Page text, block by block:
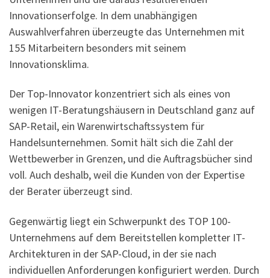
Innovationserfolge. In dem unabhängigen
Auswahlverfahren überzeugte das Unternehmen mit
155 Mitarbeitern besonders mit seinem
Innovationsklima.
Der Top-Innovator konzentriert sich als eines von
wenigen IT-Beratungshäusern in Deutschland ganz auf
SAP-Retail, ein Warenwirtschaftssystem für
Handelsunternehmen. Somit hält sich die Zahl der
Wettbewerber in Grenzen, und die Auftragsbücher sind
voll. Auch deshalb, weil die Kunden von der Expertise
der Berater überzeugt sind.
Gegenwärtig liegt ein Schwerpunkt des TOP 100-
Unternehmens auf dem Bereitstellen kompletter IT-
Architekturen in der SAP-Cloud, in der sie nach
individuellen Anforderungen konfiguriert werden. Durch